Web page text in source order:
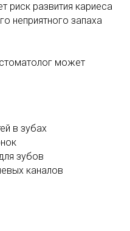
риск развития кариеса
неприятного запаха
может
в зубах
зубов
каналов